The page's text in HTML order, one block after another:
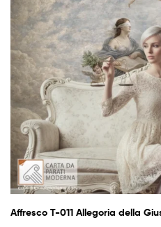
Affresco T-011 Allegoria della